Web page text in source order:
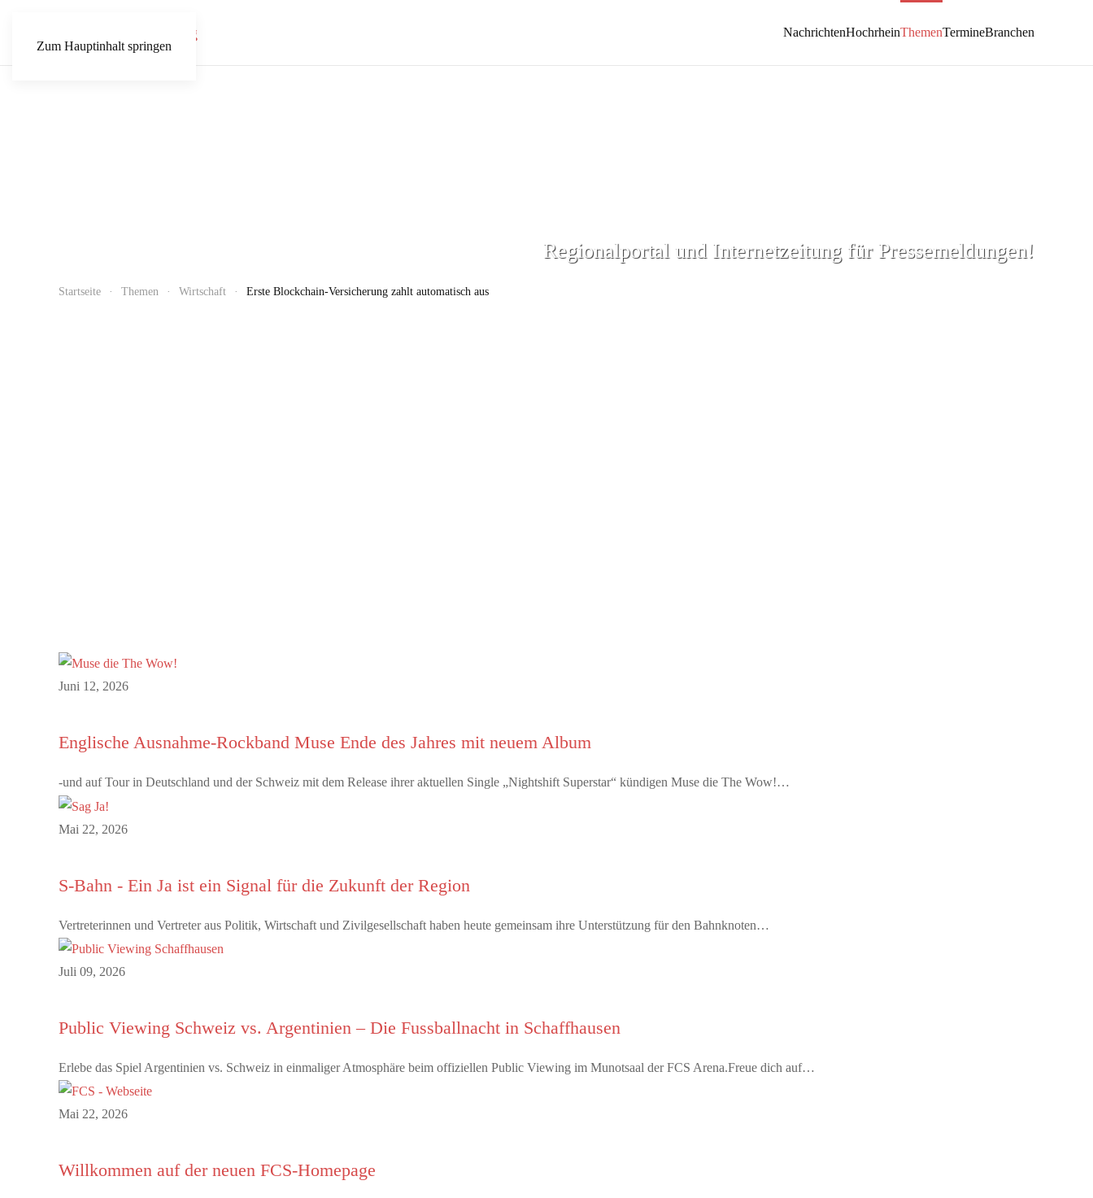
Zum Hauptinhalt springen
NachrichtenHochrheinThemenTermineBranchen
Regionalportal und Internetzeitung für Pressemeldungen!
Startseite Themen Wirtschaft Erste Blockchain-Versicherung zahlt automatisch aus
Juni 12, 2026
Englische Ausnahme-Rockband Muse Ende des Jahres mit neuem Album
-und auf Tour in Deutschland und der Schweiz mit dem Release ihrer aktuellen Single „Nightshift Superstar“ kündigen Muse die The Wow!…
Mai 22, 2026
S-Bahn - Ein Ja ist ein Signal für die Zukunft der Region
Vertreterinnen und Vertreter aus Politik, Wirtschaft und Zivilgesellschaft haben heute gemeinsam ihre Unterstützung für den Bahnknoten…
Juli 09, 2026
Public Viewing Schweiz vs. Argentinien – Die Fussballnacht in Schaffhausen
Erlebe das Spiel Argentinien vs. Schweiz in einmaliger Atmosphäre beim offiziellen Public Viewing im Munotsaal der FCS Arena.Freue dich auf…
Mai 22, 2026
Willkommen auf der neuen FCS-Homepage